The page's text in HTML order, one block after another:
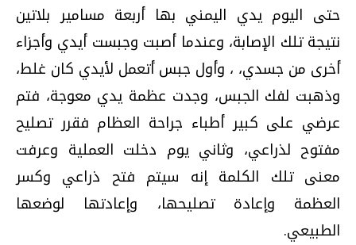
حتى اليوم يدي اليمني بها أربعة مسامير بلاتين
نتيجة تلك الإصابة، وعندما أصبت وجبست أيدي وأجزاء
أخرى من جسدي، ، وأول جبس أتعمل لأيدي كان غلط،
وذهبت لفك الجبس، وجدت عظمة يدي معوجة، فتم
عرضي على كبير أطباء جراحة العظام فقرر تصليح
مفتوح لذراعي، وثاني يوم دخلت العملية وعرفت
معنى تلك الكلمة إنه سيتم فتح ذراعي وكسر
العظمة وإعادة تصليحها، وإعادتها لوضعها
الطبيعي.